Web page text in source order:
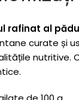
rafinat al
curate și
nutritive.